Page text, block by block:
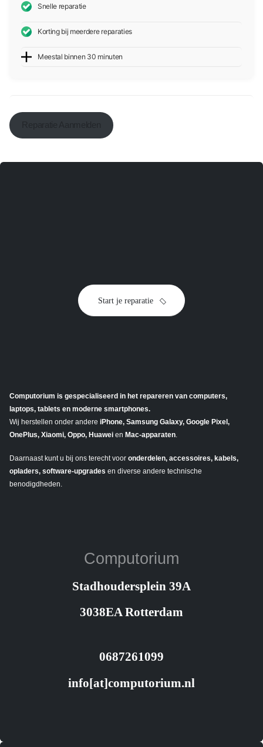
Snelle reparatie
Korting bij meerdere reparaties
Meestal binnen 30 minuten
Start je reparatie
Computorium is gespecialiseerd in het repareren van computers,
laptops, tablets en moderne smartphones.
Wij herstellen onder andere iPhone, Samsung Galaxy, Google Pixel,
OnePlus, Xiaomi, Oppo, Huawei en Mac-apparaten
Daarnaast kunt u bij ons terecht voor onderdelen, accessoires, kabels,
opladers, software-upgrades en diverse andere technische
benodigdheden.
Computorium
Stadhoudersplein 39A
3038EA Rotterdam
0687261099
info[at]computorium.nl